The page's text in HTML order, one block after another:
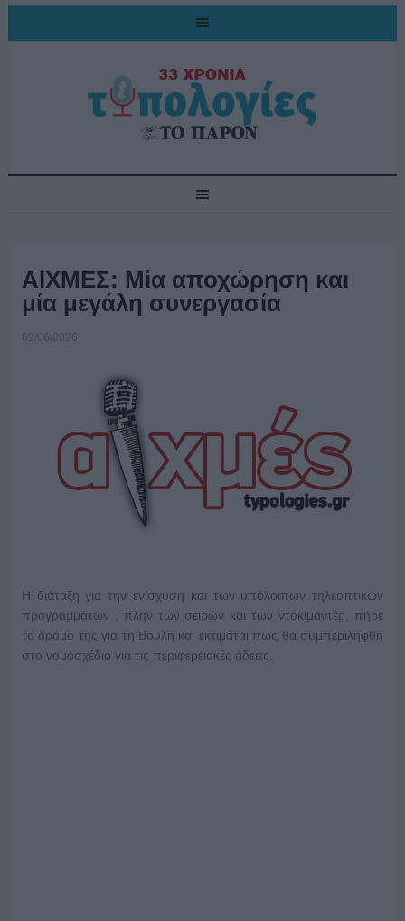
ΑΙΧΜΕΣ: Μία αποχώρηση και
μία μεγάλη συνεργασία
02/06/2026
Η διάταξη για την ενίσχυση και των υπόλοιπων τηλεοπτικών
προγραμμάτων , πλην των σειρών και των ντοκιμαντέρ, πήρε
το δρόμο της για τη Βουλή και εκτιμάται πως θα συμπεριληφθή
στο νομοσχέδιο για τις περιφερειακές άδειες.